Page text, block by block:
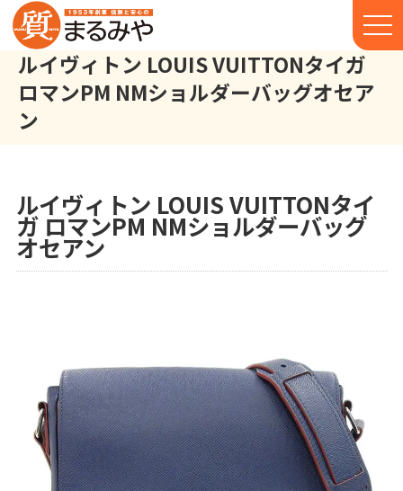
ルイヴィトン LOUIS VUITTONタイガ
ロマンPM NMショルダーバッグオセア
ン
ルイヴィトン LOUIS VUITTONタイ
ガ ロマンPM NMショルダーバッグ
オセアン